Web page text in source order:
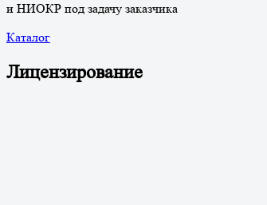
и НИОКР под задачу заказчика
Каталог
Лицензирование